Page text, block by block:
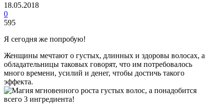
18.05.2018
0
595
Я сегодня же попробую!
Женщины мечтают о густых, длинных и здоровы волосах, а
обладательницы таковых говорят, что им потребовалось
много времени, усилий и денег, чтобы достичь такого
эффекта.